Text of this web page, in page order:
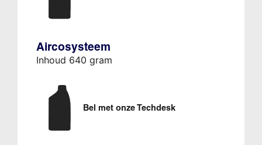
Aircosysteem
Inhoud 640 gram
Bel met onze Techdesk